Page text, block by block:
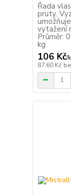
Řada
pruty.
vytažení
Průměr:
kg
106 Kč/
87,60 Kč